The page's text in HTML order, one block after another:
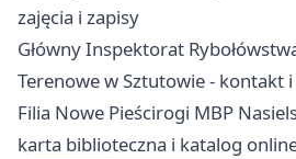
zajęcia i zapisy
Główny Inspektorat
Terenowe w Sztutowie - kontakt
Filia Nowe Pieścirogi MBP
karta biblioteczna i katalog